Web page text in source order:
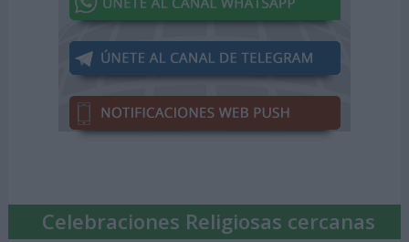
Celebraciones Religiosas cercanas